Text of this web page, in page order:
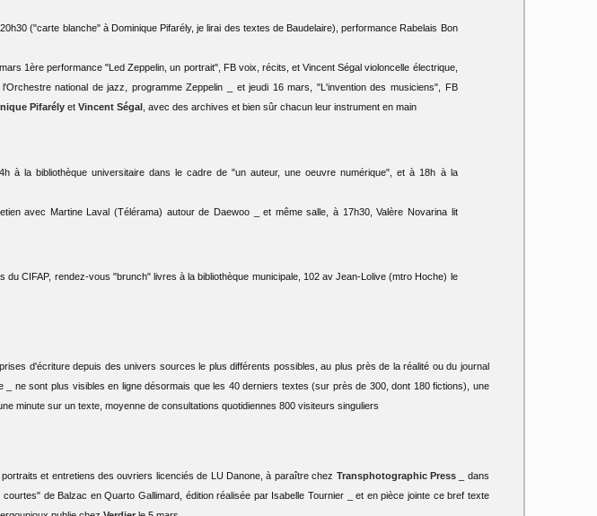
("carte blanche" à Dominique Pifarély, je lirai des textes de Baudelaire), performance Rabelais Bon
1ère performance "Led Zeppelin, un portrait", FB voix, récits, et Vincent Ségal violoncelle électrique,
national de jazz, programme Zeppelin _ et jeudi 16 mars, "L'invention des musiciens", FB
Pifarélyet Vincent Ségal, avec des archives et bien sûr chacun leur instrument en main
à la bibliothèque universitaire dans le cadre de "un auteur, une oeuvre numérique", et à 18h à la
avec Martine Laval (Télérama) autour de Daewoo _ et même salle, à 17h30, Valère Novarina lit
du CIFAP, rendez-vous "brunch" livres à la bibliothèque municipale, 102 av Jean-Lolive (mtro Hoche) le
d'écriture depuis des univers sources le plus différents possibles, au plus près de la réalité ou du journal
ne sont plus visibles en ligne désormais que les 40 derniers textes (sur près de 300, dont 180 fictions), une
minute sur un texte, moyenne de consultations quotidiennes 800 visiteurs singuliers
et entretiens des ouvriers licenciés de LU Danone, à paraître chez Transphotographic Press_ dans
de Balzac en Quarto Gallimard, édition réalisée par Isabelle Tournier _ et en pièce jointe ce bref texte